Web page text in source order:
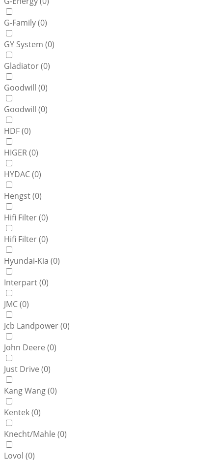
G-Family (0)
GY System (0)
Gladiator (0)
Goodwill (0)
Goodwill (0)
HDF (0)
HIGER (0)
HYDAC (0)
Hengst (0)
Hifi Filter (0)
Hifi Filter (0)
Hyundai-Kia (0)
Interpart (0)
JMC (0)
Jcb Landpower (0)
John Deere (0)
Just Drive (0)
Kang Wang (0)
Kentek (0)
Knecht/Mahle (0)
Lovol (0)